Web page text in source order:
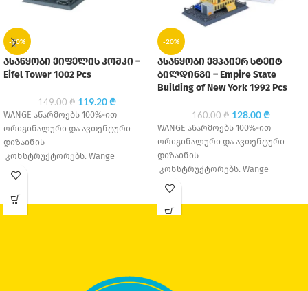
-20%
ასაწყობი ეიფელის კოშკი –
Eifel Tower 1002 Pcs
149.00₾ 119.20₾
WANGE აწარმოებს 100%-ით
ორიგინალური და ავთენტური
დიზაინის
კონსტრუქტორებს. Wange
Education დაარსდა 1995 წელს,
საწარმო იყო, თუმცა
-20%
ასაწყობი ემპაიერ სტეიტ
ბილდინგი – Empire State
Building of New York 1992 Pcs
160.00₾ 128.00₾
WANGE აწარმოებს 100%-ით
ორიგინალური და ავთენტური
დიზაინის
კონსტრუქტორებს. Wange
Education დაარსდა 1995 წელს,
საწარმო იყო, თუმცა